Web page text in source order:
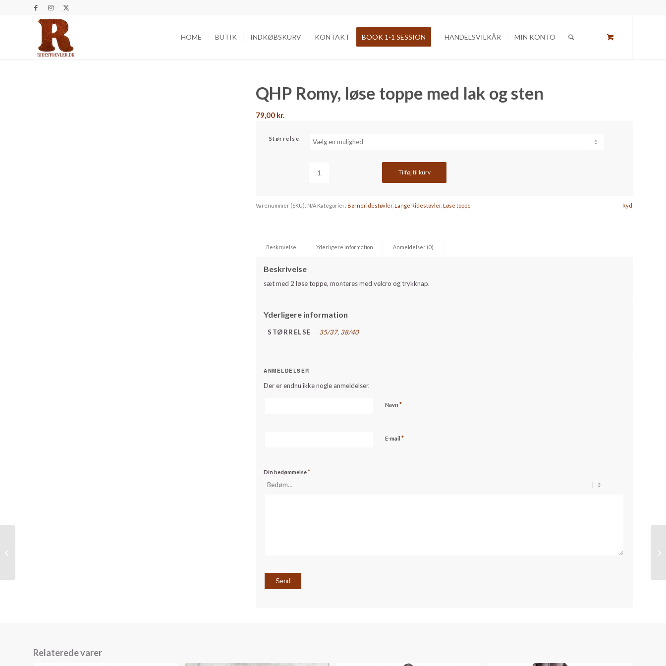
HOME BUTIK INDKØBSKURV KONTAKT BOOK 1-1 SESSION HANDELSVILKÅR MIN KONTO
QHP Romy, løse toppe med lak og sten
79,00 kr.
Størrelse
Ryd
Tilføj til kurv
Varenummer (SKU): N/A Kategorier: Børneridestøvler, Lange Ridestøvler, Løse toppe
Beskrivelse Yderligere information Anmeldelser (0)
Beskrivelse
sæt med 2 løse toppe, monteres med velcro og trykknap.
Yderligere information
STØRRELSE 35/37, 38/40
ANMELDELSER
Der er endnu ikke nogle anmeldelser.
Navn*
E-mail*
Din bedømmelse*
Relaterede varer